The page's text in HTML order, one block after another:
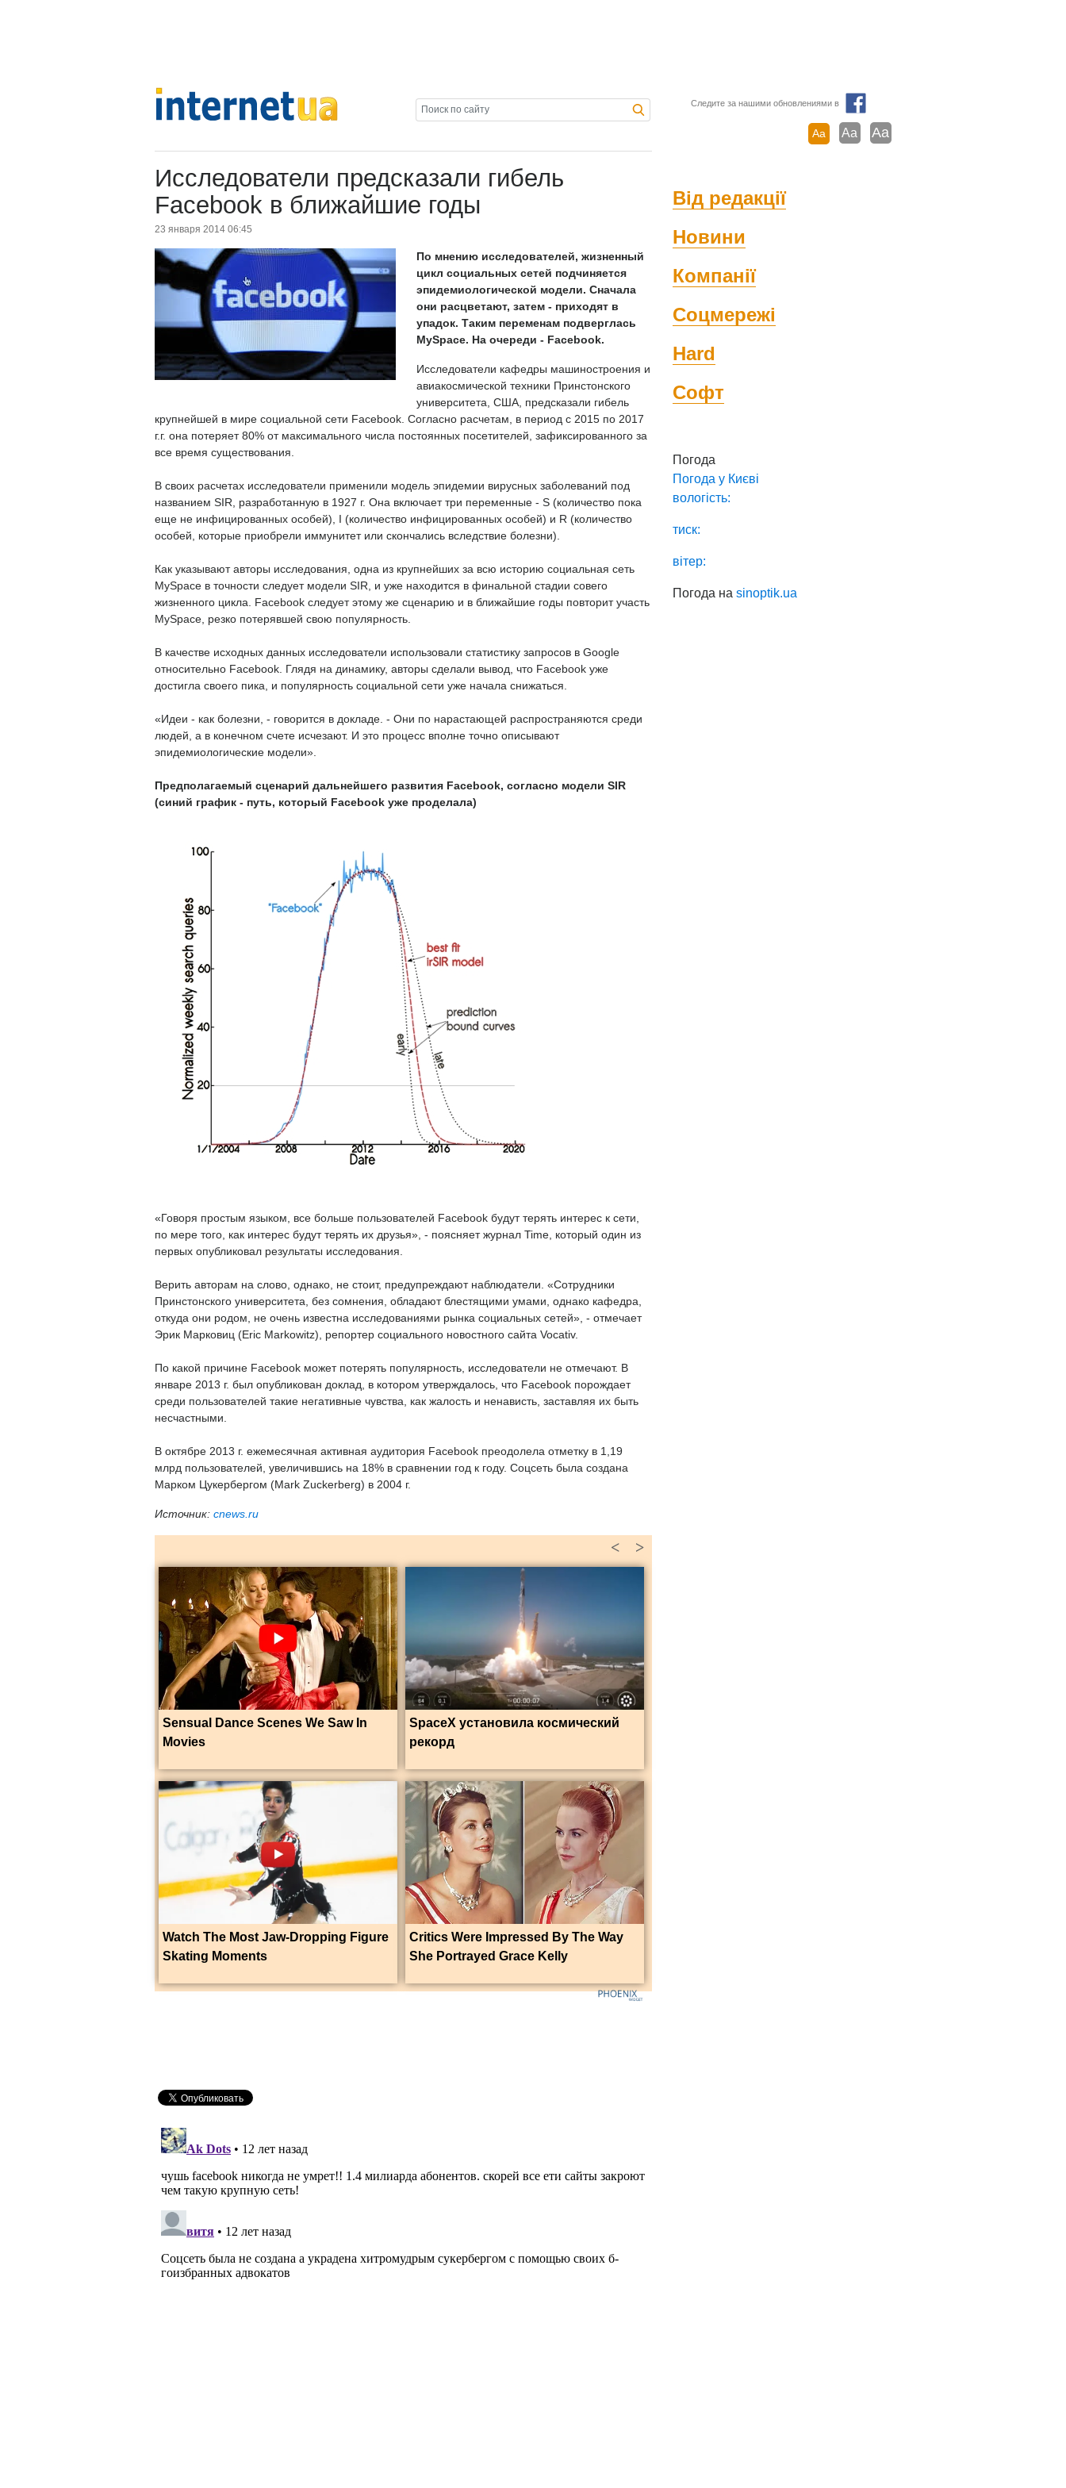
Следите за нашими обновлениями в
Aa Aa Aa
Исследователи предсказали гибель
Facebook в ближайшие годы
23 января 2014 06:45
По мнению исследователей, жизненный
цикл социальных сетей подчиняется
эпидемиологической модели. Сначала
они расцветают, затем - приходят в
упадок. Таким переменам подверглась
MySpace. На очереди - Facebook.
Исследователи кафедры машиностроения и
авиакосмической техники Принстонского
университета, США, предсказали гибель
крупнейшей в мире социальной сети Facebook. Согласно расчетам, в период с 2015 по 2017
г.г. она потеряет 80% от максимального числа постоянных посетителей, зафиксированного за
все время существования.
В своих расчетах исследователи применили модель эпидемии вирусных заболеваний под
названием SIR, разработанную в 1927 г. Она включает три переменные - S (количество пока
еще не инфицированных особей), I (количество инфицированных особей) и R (количество
особей, которые приобрели иммунитет или скончались вследствие болезни).
Как указывают авторы исследования, одна из крупнейших за всю историю социальная сеть
MySpace в точности следует модели SIR, и уже находится в финальной стадии совего
жизненного цикла. Facebook следует этому же сценарию и в ближайшие годы повторит участь
MySpace, резко потерявшей свою популярность.
В качестве исходных данных исследователи использовали статистику запросов в Google
относительно Facebook. Глядя на динамику, авторы сделали вывод, что Facebook уже
достигла своего пика, и популярность социальной сети уже начала снижаться.
«Идеи - как болезни, - говорится в докладе. - Они по нарастающей распространяются среди
людей, а в конечном счете исчезают. И это процесс вполне точно описывают
эпидемиологические модели».
Предполагаемый сценарий дальнейшего развития Facebook, согласно модели SIR
(синий график - путь, который Facebook уже проделала)
«Говоря простым языком, все больше пользователей Facebook будут терять интерес к сети,
по мере того, как интерес будут терять их друзья», - поясняет журнал Time, который один из
первых опубликовал результаты исследования.
Верить авторам на слово, однако, не стоит, предупреждают наблюдатели. «Сотрудники
Принстонского университета, без сомнения, обладают блестящими умами, однако кафедра,
откуда они родом, не очень известна исследованиями рынка социальных сетей», - отмечает
Эрик Марковиц (Eric Markowitz), репортер социального новостного сайта Vocativ.
По какой причине Facebook может потерять популярность, исследователи не отмечают. В
январе 2013 г. был опубликован доклад, в котором утверждалось, что Facebook порождает
среди пользователей такие негативные чувства, как жалость и ненависть, заставляя их быть
несчастными.
В октябре 2013 г. ежемесячная активная аудитория Facebook преодолела отметку в 1,19
млрд пользователей, увеличившись на 18% в сравнении год к году. Соцсеть была создана
Марком Цукербергом (Mark Zuckerberg) в 2004 г.
Источник: cnews.ru
>
<
Sensual Dance Scenes We Saw In
Movies
SpaceX установила космический
рекорд
Watch The Most Jaw‑Dropping Figure
Skating Moments
Critics Were Impressed By The Way
She Portrayed Grace Kelly
Від редакції
Новини
Компанії
Соцмережі
Hard
Софт
Погода
Погода у Києві
вологість:
тиск:
вітер:
Погода наsinoptik.ua